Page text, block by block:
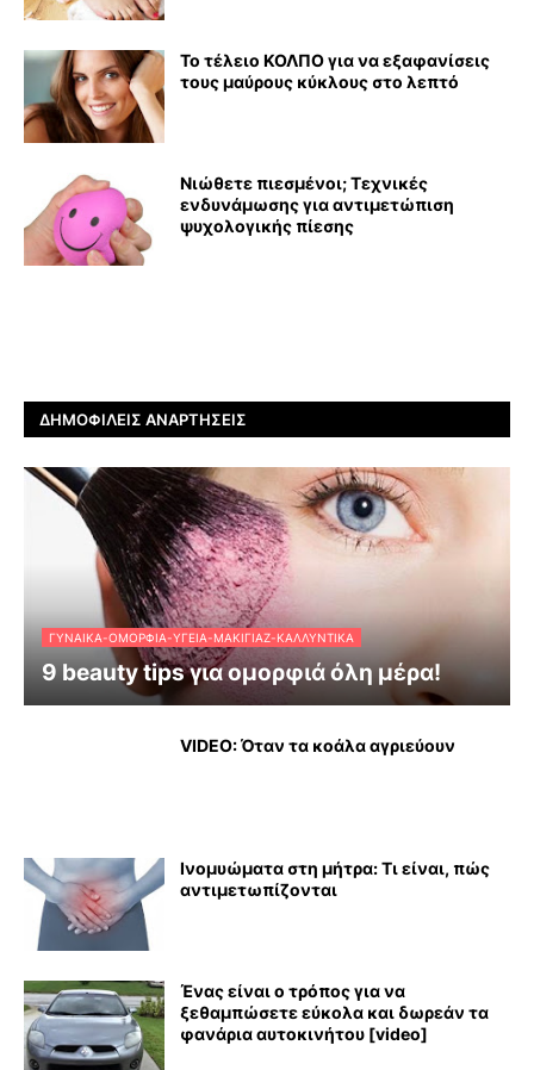
Το τέλειο ΚΟΛΠΟ για να εξαφανίσεις
τους μαύρους κύκλους στο λεπτό
Νιώθετε πιεσμένοι; Τεχνικές
ενδυνάμωσης για αντιμετώπιση
ψυχολογικής πίεσης
ΔΗΜΟΦΙΛΕΊΣ ΑΝΑΡΤΉΣΕΙΣ
ΓΥΝΑΊΚΑ-ΟΜΟΡΦΙΆ-ΥΓΕΊΑ-ΜΑΚΙΓΙΆΖ-ΚΑΛΛΥΝΤΙΚΆ
9 beauty tips για ομορφιά όλη μέρα!
VIDEO: Όταν τα κοάλα αγριεύουν
Ινομυώματα στη μήτρα: Τι είναι, πώς
αντιμετωπίζονται
Ένας είναι ο τρόπος για να
ξεθαμπώσετε εύκολα και δωρεάν τα
φανάρια αυτοκινήτου [video]